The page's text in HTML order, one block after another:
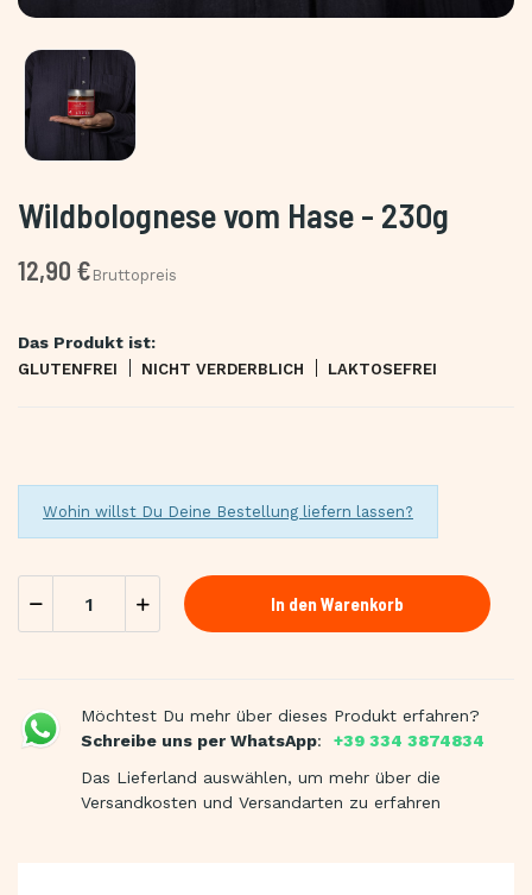
Wildbolognese vom Hase - 230g
12,90 € Bruttopreis
Das Produkt ist:
GLUTENFREI NICHT VERDERBLICH LAKTOSEFREI
Wohin willst Du Deine Bestellung liefern lassen?
In den Warenkorb
Möchtest Du mehr über dieses Produkt erfahren?
Schreibe uns per WhatsApp:
+39 334 3874834
Das Lieferland auswählen, um mehr über die
Versandkosten und Versandarten zu erfahren